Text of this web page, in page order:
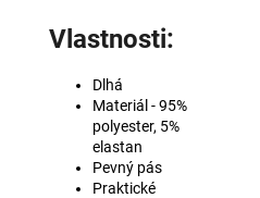
Vlastnosti:
Dlhá
Materiál - 95%
polyester, 5%
elastan
Pevný pás
Praktické